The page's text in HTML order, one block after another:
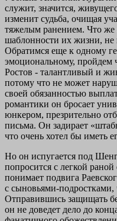
служит, значится,
изменит судьба, очищая
тяжелым ранением. Что же
шаблонности их жизни, не
Обратимся еще к одному
эмоциональному, пройдем
Ростов - талантливый и
потому что не может
своей обязанностью
романтики он бросает
юнкером, презрительно
письма. Он задирает
что очень хотел бы иметь
Но он испугается под
попросится с легкой
понимает подвига
с сыновьями-подростками,
Отправившись защищать
он не доведет дело до